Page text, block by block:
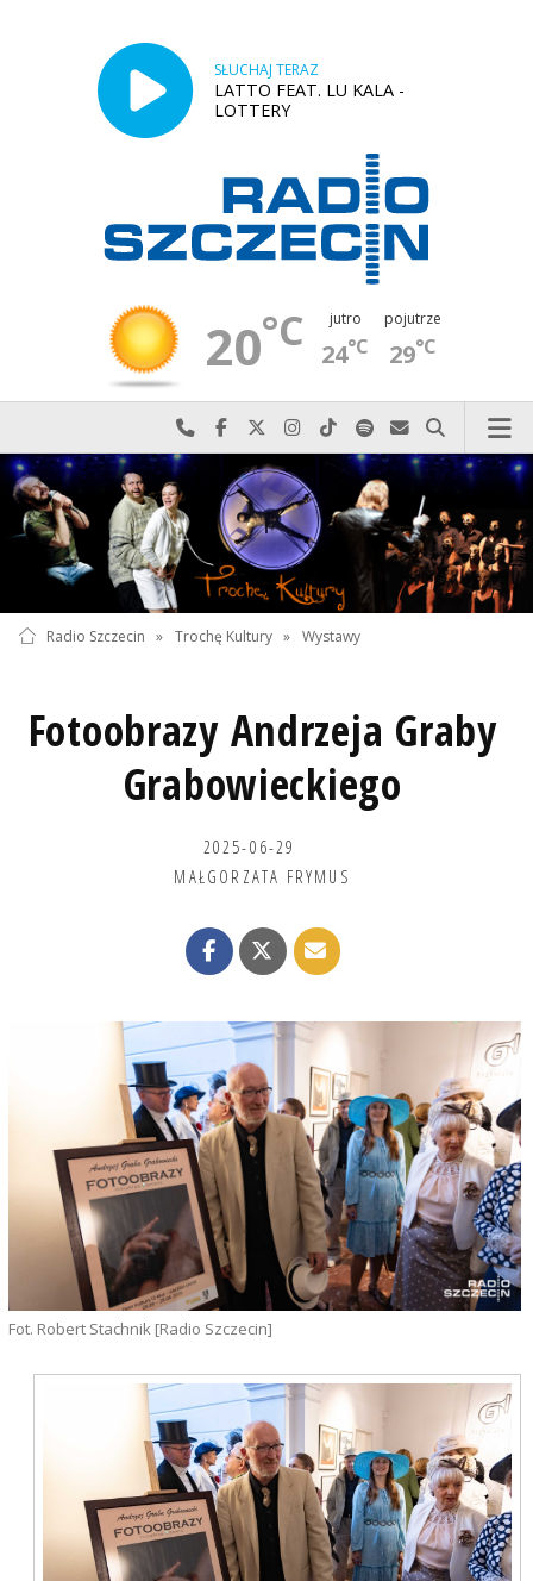
SŁUCHAJ TERAZ
LATTO FEAT. LU KALA -
LOTTERY
20°C jutro
24°C
pojutrze
29°C
Najlepiej po prostu do nas zadzwoń
Odwiedź nas na Facebook-u
Odwiedź nas na X
Odwiedź nas na Instagram-ie
Odwiedź nas na TikTok-u
Szukaj nas na Spotify
Wyślij do nas
Szukaj
Radio Szczecin » Trochę Kultury » Wystawy
Fotoobrazy Andrzeja Graby
Grabowieckiego
2025-06-29
MAŁGORZATA FRYMUS
Fot. Robert Stachnik [Radio Szczecin]